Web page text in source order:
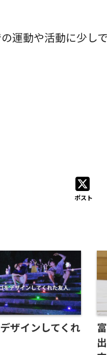
運動や活動に少し
ポスト
ザインしてくれ